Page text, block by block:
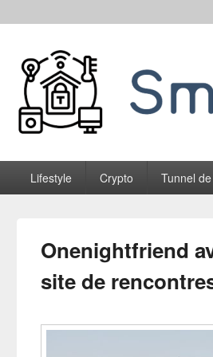
Smableone
principalLifestyle Crypto Tunnel
Onenightfriend
site de